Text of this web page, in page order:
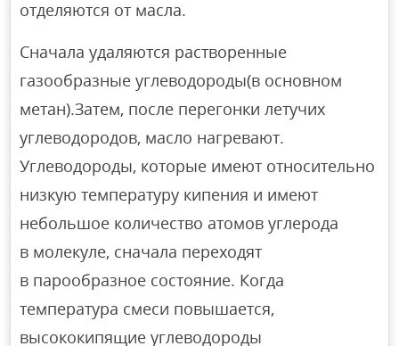
отделяются от масла.
Сначала удаляются растворенные
газообразные углеводороды(в основном
метан).Затем, после перегонки летучих
углеводородов, масло нагревают.
Углеводороды, которые имеют относительно
низкую температуру кипения и имеют
небольшое количество атомов углерода
в молекуле, сначала переходят
в парообразное состояние. Когда
температура смеси повышается,
высококипящие углеводороды